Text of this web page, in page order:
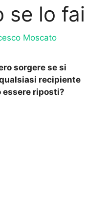
se lo fai
Moscato
sorgere se si
recipiente
essere riposti?